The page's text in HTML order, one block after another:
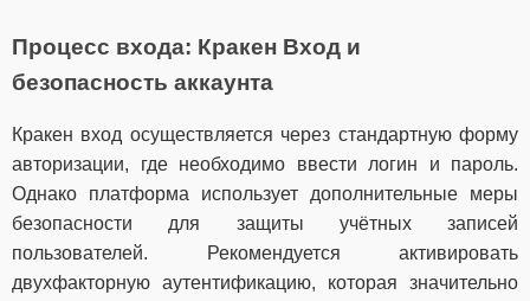
Процесс входа: Кракен Вход и
безопасность аккаунта
Кракен вход осуществляется через стандартную форму
авторизации, где необходимо ввести логин и пароль.
Однако платформа использует дополнительные меры
безопасности для защиты учётных записей
пользователей. Рекомендуется активировать
двухфакторную аутентификацию, которая значительно